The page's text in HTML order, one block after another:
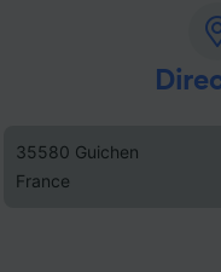
35580 Guichen
France